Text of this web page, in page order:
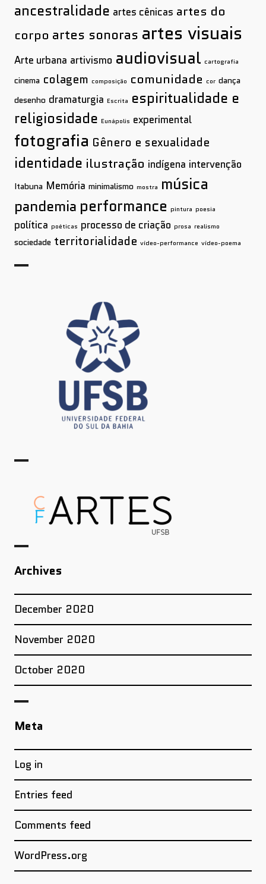
ancestralidade artes cênicas artes do
corpo artes sonoras artes visuais
Arte urbana artivismo audiovisual cartografia
cinema colagem composição comunidade cor dança
desenho dramaturgia Escrita espiritualidade e
religiosidade Eunápolis experimental
fotografia Gênero e sexualidade
identidade ilustração indígena intervenção
Itabuna Memória minimalismo mostra música
pandemia performance pintura poesia
política poéticas processo de criação prosa realismo
sociedade territorialidade vídeo-performance vídeo-poema
Archives
December 2020
November 2020
October 2020
Meta
Log in
Entries feed
Comments feed
WordPress.org